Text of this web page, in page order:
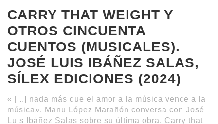
CARRY THAT WEIGHT Y
OTROS CINCUENTA
CUENTOS (MUSICALES).
JOSÉ LUIS IBÁÑEZ SALAS,
SÍLEX EDICIONES (2024)
« [...] nada más que el amor a la música vence a la
música». Manu López Marañón conversa con José
Luis Ibáñez Salas sobre su última obra, Carry that